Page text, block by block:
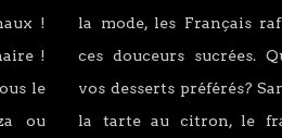
!
!
le
ou
la mode, les Français
ces douceurs sucrées.
vos desserts préférés?
la tarte au citron, le